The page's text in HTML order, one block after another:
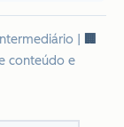
🏢
conteúdo e